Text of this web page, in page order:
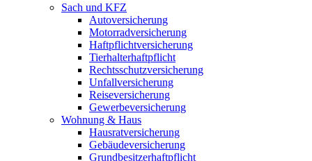
Sach und KFZ
Autoversicherung
Motorradversicherung
Haftpflichtversicherung
Tierhalterhaftpflicht
Rechtsschutzversicherung
Unfallversicherung
Reiseversicherung
Gewerbeversicherung
Wohnung & Haus
Hausratversicherung
Gebäudeversicherung
Grundbesitzerhaftpflicht